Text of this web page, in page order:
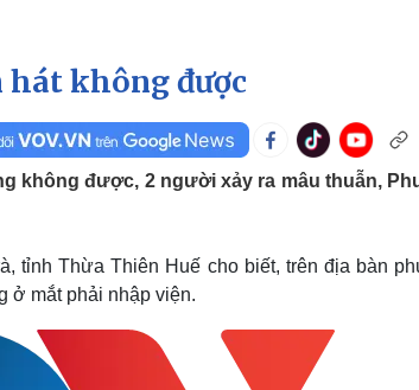
Infographic
thể thao
Ô tô - Xe máy
Tư vấn
- Điện ảnh
Nghệ sĩ
không được
không được, 2 người xảy ra mâu thuẫn,
tỉnh Thừa Thiên Huế cho biết, trên địa bàn
ở mắt phải nhập viện.